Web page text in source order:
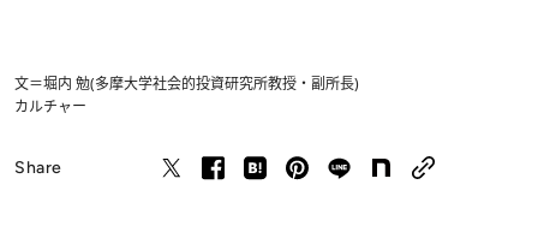
文＝堀内 勉(多摩大学社会的投資研究所教授・副所長)
カルチャー
Share